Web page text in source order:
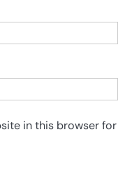
in this browser for